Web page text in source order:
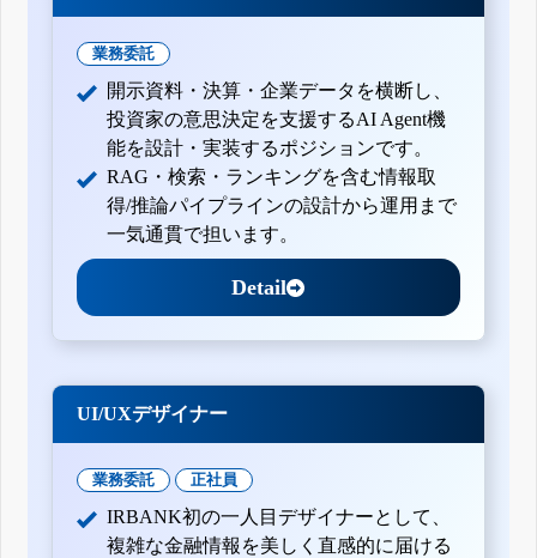
業務委託
開示資料・決算・企業データを横断し、
投資家の意思決定を支援するAI Agent機
能を設計・実装するポジションです。
RAG・検索・ランキングを含む情報取
得/推論パイプラインの設計から運用まで
一気通貫で担います。
Detail
UI/UXデザイナー
業務委託 正社員
IRBANK初の一人目デザイナーとして、
複雑な金融情報を美しく直感的に届ける